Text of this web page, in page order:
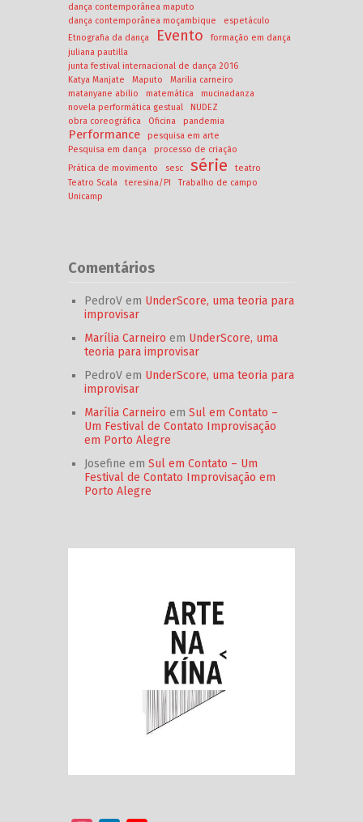
dança contemporânea maputo
dança contemporânea moçambique
espetáculo
Etnografia da dança
Evento
formação em dança
juliana pautilla
junta festival internacional de dança 2016
Katya Manjate
Maputo
Marilia carneiro
matanyane abilio
matemática
mucinadanza
novela performática gestual
NUDEZ
obra coreográfica
Oficina pandemia
Performance
pesquisa em arte
Pesquisa em dança
processo de criação
Prática de movimento
sesc série
teatro
Teatro Scala
teresina/PI
Trabalho de campo
Unicamp
Comentários
PedroV em UnderScore, uma teoria para
improvisar
Marília Carneiro em UnderScore, uma
teoria para improvisar
PedroV em UnderScore, uma teoria para
improvisar
Marília Carneiro em Sul em Contato –
Um Festival de Contato Improvisação
em Porto Alegre
Josefine em Sul em Contato – Um
Festival de Contato Improvisação em
Porto Alegre